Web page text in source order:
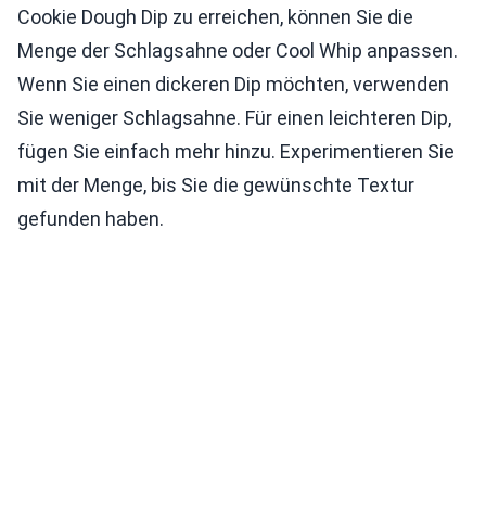
Cookie Dough Dip zu erreichen, können Sie die
Menge der Schlagsahne oder Cool Whip anpassen.
Wenn Sie einen dickeren Dip möchten, verwenden
Sie weniger Schlagsahne. Für einen leichteren Dip,
fügen Sie einfach mehr hinzu. Experimentieren Sie
mit der Menge, bis Sie die gewünschte Textur
gefunden haben.